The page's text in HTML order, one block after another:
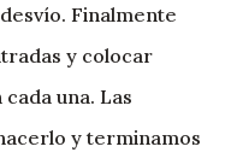
Finalmente
y colocar
una. Las
y terminamos